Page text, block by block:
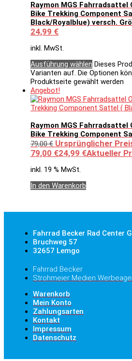
Raymon MGS Fahrradsattel
Bike Trekking Component
Black/Royalblue) versch.
24,99 €
inkl. MwSt.
Ausführung wählen Dieses
Varianten auf. Die Optionen
Produktseite gewählt werden
Angebot!
Raymon MGS Fahrradsattel
Bike Trekking Component
79,00€ Ursprünglicher
79,00 €24,99 €Aktueller
inkl. 19 % MwSt.
In den Warenkorb
Fahrrad Becker Rad Center
Bruchweg 57
32657 Lemgo
Fahrrad Becker
Strohmeier Medien
Warenkorb
Mein Konto
Zahlungsarten
Kontakt
Impressum
Datenschutz